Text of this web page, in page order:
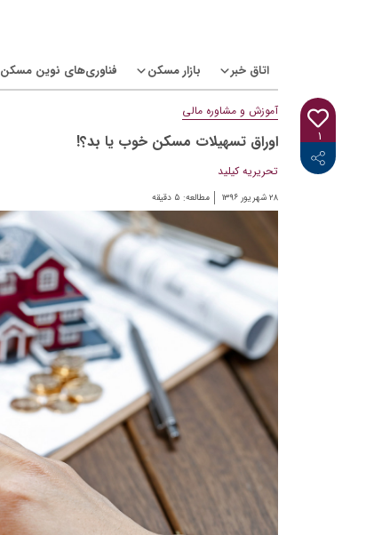
اتاق خبر بازار مسکن فناوری‌های نوین مسکن
۱
<i class="icon-twitter"></i>
<i class="icon-telegram-plane"></i>
<i class="icon-linkedin"></i>
آموزش و مشاوره مالی
اوراق تسهیلات مسکن خوب یا بد؟!
تحریریه کیلید
۲۸ شهریور ۱۳۹۶ مطالعه: ۵ دقیقه